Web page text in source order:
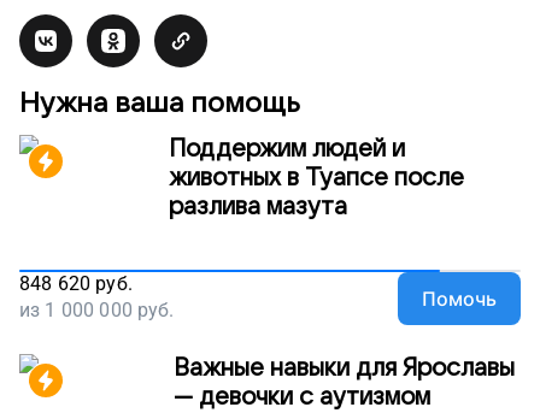
Нужна ваша помощь
Поддержим людей и
животных в Туапсе после
разлива мазута
848 620 руб.
из 1 000 000 руб. Помочь
Важные навыки для Ярославы
— девочки с аутизмом